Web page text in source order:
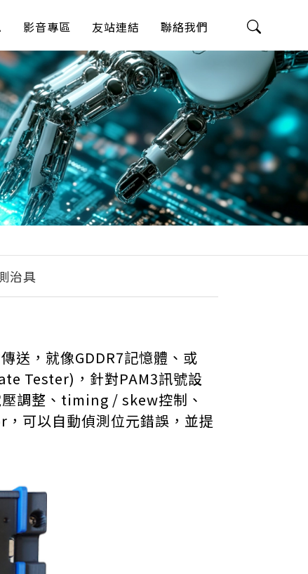
影音專區 友站連結 聯絡我們
治具
送，就像GDDR7記憶體、或
Tester)，針對PAM3訊號設
調整、timing / skew控制、
可以自動偵測位元錯誤，並提